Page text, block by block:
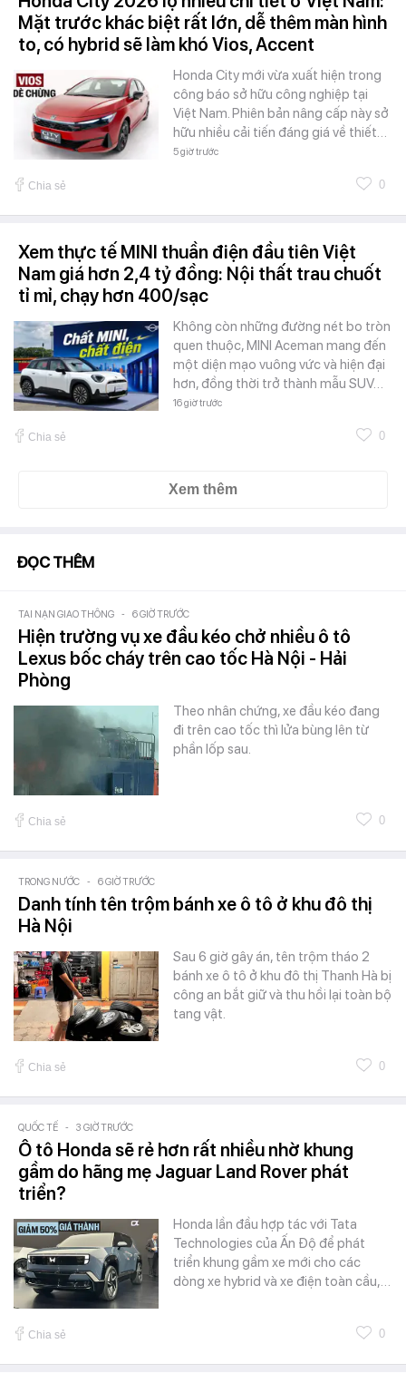
Mặt trước khác biệt rất lớn, dễ thêm màn hình
to, có hybrid sẽ làm khó Vios, Accent
Honda City mới vừa xuất hiện trong
công báo sở hữu công nghiệp tại
Việt Nam. Phiên bản nâng cấp này sở
hữu nhiều cải tiến đáng giá về thiết…
5 giờ trước
Chia sẻ 0
Xem thực tế MINI thuần điện đầu tiên Việt
Nam giá hơn 2,4 tỷ đồng: Nội thất trau chuốt
tỉ mỉ, chạy hơn 400/sạc
Không còn những đường nét bo tròn
quen thuộc, MINI Aceman mang đến
một diện mạo vuông vức và hiện đại
hơn, đồng thời trở thành mẫu SUV…
16 giờ trước
Chia sẻ 0
Xem thêm
ĐỌC THÊM
TAI NẠN GIAO THÔNG - 6 GIỜ TRƯỚC
Hiện trường vụ xe đầu kéo chở nhiều ô tô
Lexus bốc cháy trên cao tốc Hà Nội - Hải
Phòng
Theo nhân chứng, xe đầu kéo đang
đi trên cao tốc thì lửa bùng lên từ
phần lốp sau.
Chia sẻ 0
TRONG NƯỚC - 6 GIỜ TRƯỚC
Danh tính tên trộm bánh xe ô tô ở khu đô thị
Hà Nội
Sau 6 giờ gây án, tên trộm tháo 2
bánh xe ô tô ở khu đô thị Thanh Hà bị
công an bắt giữ và thu hồi lại toàn bộ
tang vật.
Chia sẻ 0
QUỐC TẾ - 3 GIỜ TRƯỚC
Ô tô Honda sẽ rẻ hơn rất nhiều nhờ khung
gầm do hãng mẹ Jaguar Land Rover phát
triển?
Honda lần đầu hợp tác với Tata
Technologies của Ấn Độ để phát
triển khung gầm xe mới cho các
dòng xe hybrid và xe điện toàn cầu,…
Chia sẻ 0